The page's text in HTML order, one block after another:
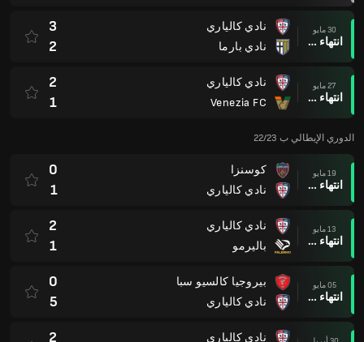
30 مايو
انتهاء وقت المباراة
نادي كالياري
نادي بارما
3
2
27 مايو
انتهاء وقت المباراة
نادي كالياري
Venezia FC
2
1
الدوري الإيطالي ب 22/23
19 مايو
انتهاء وقت المباراة
كوسنزا
نادي كالياري
0
1
13 مايو
انتهاء وقت المباراة
نادي كالياري
باليرمو
2
1
05 مايو
انتهاء وقت المباراة
بيروجيا كالسيو سبا
نادي كالياري
0
5
نادي كالياري 2